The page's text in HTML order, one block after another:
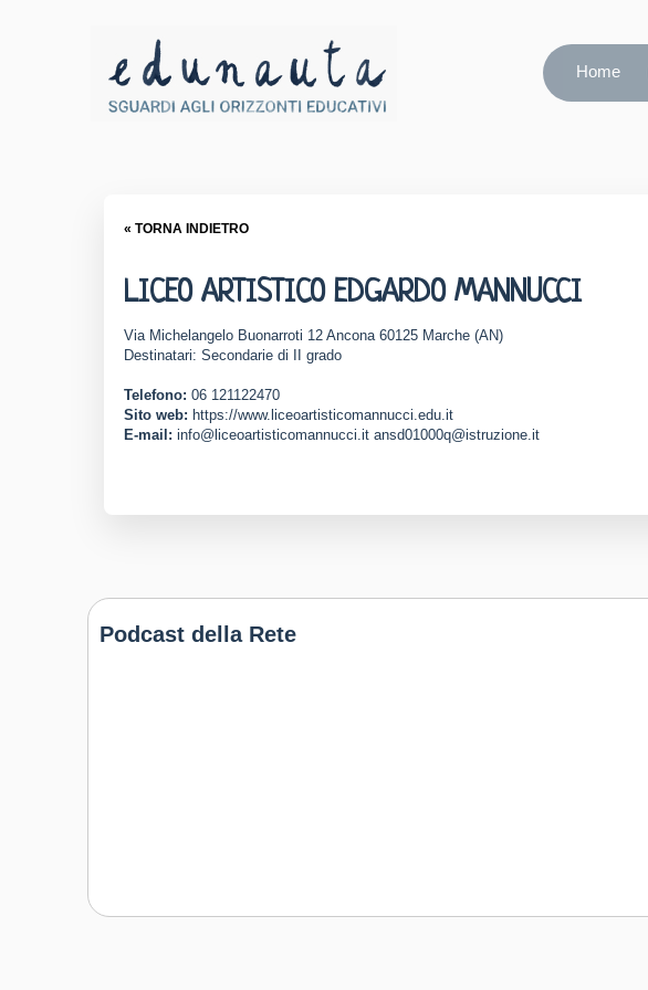
Home
« TORNA INDIETRO
LICEO ARTISTICO EDGARDO MANNUCCI
Via Michelangelo Buonarroti 12 Ancona 60125 Marche (AN)
Destinatari: Secondarie di II grado
Telefono: 06 121122470
Sito web: https://www.liceoartisticomannucci.edu.it
E-mail: info@liceoartisticomannucci.it ansd01000q@istruzione.it
Podcast della Rete